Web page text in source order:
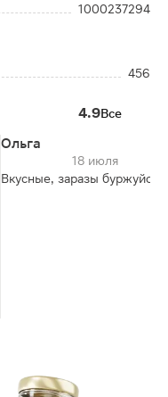
1000237294
456
4.9Все
Ольга
18 июля
Вкусные, заразы